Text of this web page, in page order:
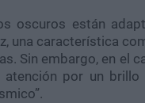
oscuros están
una característica
Sin embargo, en el
por un brillo